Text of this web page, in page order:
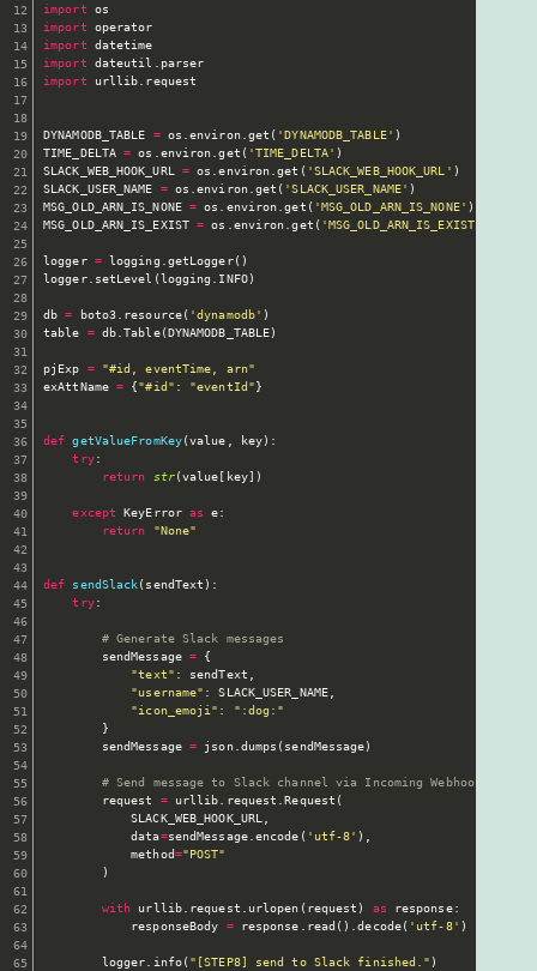
import
import
import
import dateutil .
import urllib. request
DYNAMODB_TABLE = os .environ.get ( 'DYNAMODB_TABLE' )
TIME_DELTA = os .environ.get ( 'TIME_DELTA' )
SLACK_WEB_HOOK_URL = os .environ.get ( 'SLACK_WEB_HOOK_URL' )
SLACK_USER_NAME = os .environ.get ( 'SLACK_USER_NAME' )
MSG_OLD_ARN_IS_NONE = os . environ.get ( 'MSG_OLD_ARN_IS_NONE' )
MSG_OLD_ARN_IS_EXIST = os .environ.get ( 'MSG_OLD_ARN_IS_EXIST'
logger = logging .getLogger( )
logger. setLevel ( logging . INFO)
db = boto3. resource( 'dynamodb' )
table = db.Table( DYNAMODB_TABLE)
pjExp =
"#id, eventTime, arn"
exAttName = { "#id" : "eventId" }
def getValueFromKey(value , key) :
try:
return
str(value key] )
except KeyError as e:
return
"None"
def sendSlack( sendText ) :
try:
# Generate Slack messages
        sendMessage
=
{
"text" : sendText ,
"username" : SLACK_USER_NAME,
"icon_emoji" :
":dog:"
}
        sendMessage
= json.dumps ( sendMessage)
# Send message to Slack channel via Incoming Webhook
        request
= urllib. request . Request (
            SLACK_WEB_HOOK_URL
,
            data
=sendMessage.encode ( 'utf-8' ) ,
            method
="POST"
)
with urllib. request . urlopen ( request ) as response:
            responseBody
= response . read ( ) .decode( 'utf-8' )
        logger
. info( "[STEP8] send to Slack finished." )